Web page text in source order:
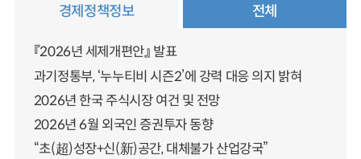
경제정책정보 전체
『2026년 세제개편안』 발표
과기정통부, ‘누누티비 시즌2’에 강력 대응 의지 밝혀
2026년 한국 주식시장 여건 및 전망
2026년 6월 외국인 증권투자 동향
“초(超)성장+신(新)공간, 대체불가 산업강국”